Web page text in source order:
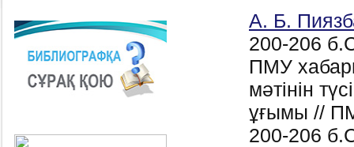
А. Б.
200-206
ПМУ
мәтінін
ұғымы //
200-206